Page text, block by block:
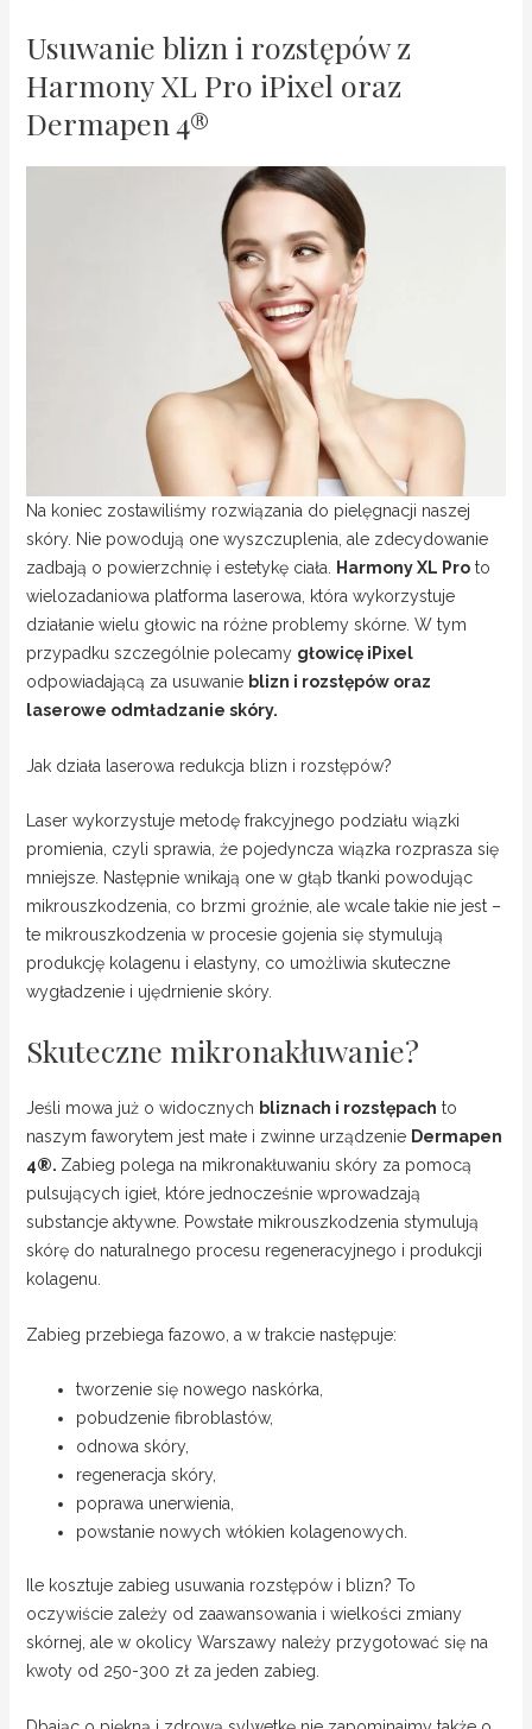
Usuwanie blizn i rozstępów z
Harmony XL Pro iPixel oraz
Dermapen 4®
Na koniec zostawiliśmy rozwiązania do pielęgnacji naszej
skóry. Nie powodują one wyszczuplenia, ale zdecydowanie
zadbają o powierzchnię i estetykę ciała. Harmony XL Proto
wielozadaniowa platforma laserowa, która wykorzystuje
działanie wielu głowic na różne problemy skórne. W tym
przypadku szczególnie polecamy głowicę iPixel
odpowiadającą za usuwanie blizn i rozstępów oraz
laserowe odmładzanie skóry.
Jak działa laserowa redukcja blizn i rozstępów?
Laser wykorzystuje metodę frakcyjnego podziału wiązki
promienia, czyli sprawia, że pojedyncza wiązka rozprasza się
mniejsze. Następnie wnikają one w głąb tkanki powodując
mikrouszkodzenia, co brzmi groźnie, ale wcale takie nie jest –
te mikrouszkodzenia w procesie gojenia się stymulują
produkcję kolagenu i elastyny, co umożliwia skuteczne
wygładzenie i ujędrnienie skóry.
Skuteczne mikronakłuwanie?
Jeśli mowa już o widocznych bliznach i rozstępach to
naszym faworytem jest małe i zwinne urządzenie Dermapen
4®. Zabieg polega na mikronakłuwaniu skóry za pomocą
pulsujących igieł, które jednocześnie wprowadzają
substancje aktywne. Powstałe mikrouszkodzenia stymulują
skórę do naturalnego procesu regeneracyjnego i produkcji
kolagenu.
Zabieg przebiega fazowo, a w trakcie następuje:
tworzenie się nowego naskórka,
pobudzenie fibroblastów,
odnowa skóry,
regeneracja skóry,
poprawa unerwienia,
powstanie nowych włókien kolagenowych.
Ile kosztuje zabieg usuwania rozstępów i blizn? To
oczywiście zależy od zaawansowania i wielkości zmiany
skórnej, ale w okolicy Warszawy należy przygotować się na
kwoty od 250-300 zł za jeden zabieg.